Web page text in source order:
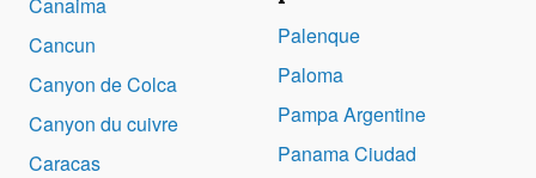
Cancun
Canyon de Colca
Canyon du cuivre
Caracas
Palenque
Paloma
Pampa Argentine
Panama Ciudad